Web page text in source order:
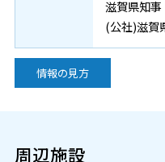
滋賀県知
(公社)滋賀
情報の見方
周辺施設